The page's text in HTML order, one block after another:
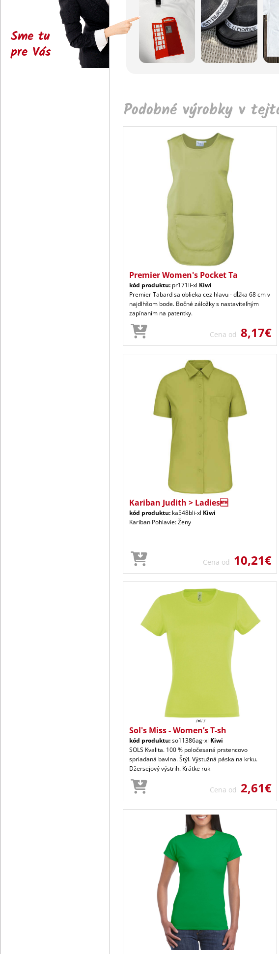
Sme tu
pre Vás
Podobné výrobky v
Premier Women's Pocket Ta
kód produktu: pr171li-xl Kiwi
Premier Tabard sa oblieka cez hlavu - dĺžka 68 cm v
najdlhšom bode. Bočné záložky s nastaviteľným
zapínaním na patentky.
Cena od 8,17€
Kariban Judith > Ladies
kód produktu: ka548bli-xl Kiwi
Kariban Pohlavie: Ženy
Cena od 10,21€
Sol's Miss - Women’s T-sh
kód produktu:so11386ag-xl Kiwi
SOLS Kvalita. 100 % poločesaná prstencovo
spriadaná bavlna. Štýl. Výstužná páska na krku.
Džersejový výstrih. Krátke ruk
Cena od 2,61€